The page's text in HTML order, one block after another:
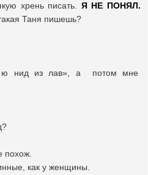
хрень писать. Я НЕ ПОНЯЛ.
Таня пишешь?
нид из лав», а потом мне
похож.
как у женщины.